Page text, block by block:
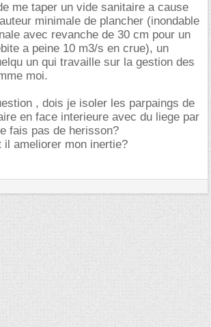
me taper un vide sanitaire a cause
minimale de plancher (inondable
avec revanche de 30 cm pour un
a peine 10 m3/s en crue), un
un qui travaille sur la gestion des
moi.
, dois je isoler les parpaings de
en face interieure avec du liege par
fais pas de herisson?
il ameliorer mon inertie?